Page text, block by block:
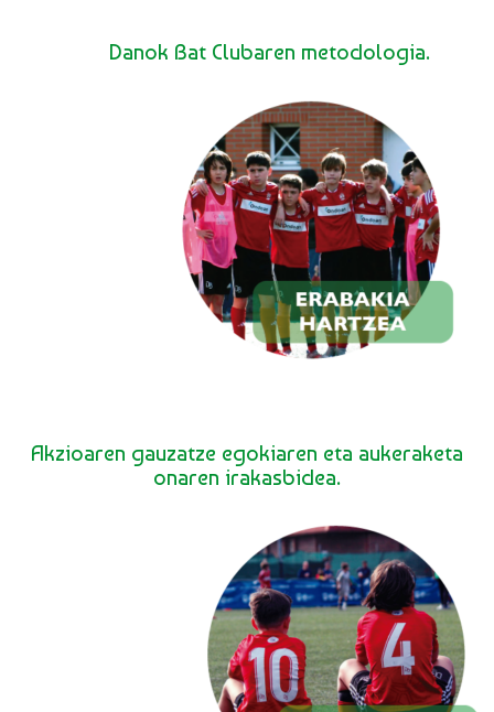
Danok Bat Clubaren metodologia.
Akzioaren gauzatze egokiaren eta aukeraketa
onaren irakasbidea.